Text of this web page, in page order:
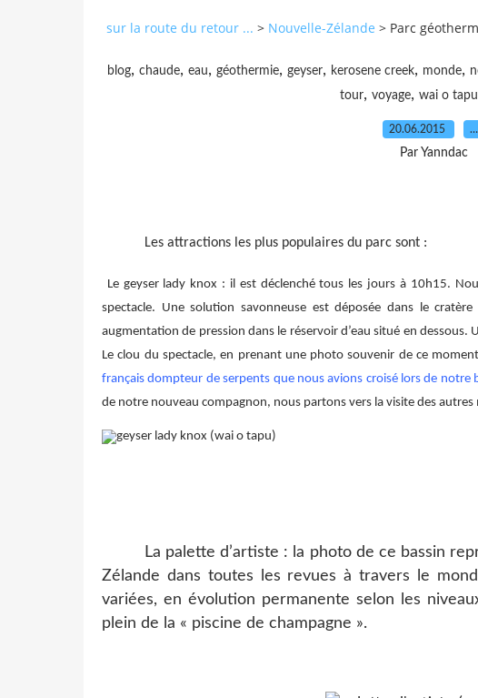
sur la route du retour ... > Nouvelle-Zélande > Parc
blog, chaude, eau, géothermie, geyser, kerosene creek, monde,
tour, voyage, wai o tapu
20.06.2015 …
Par Yanndac
Les attractions les plus populaires du parc sont :
Le geyser lady knox : il est déclenché tous les jours à 10h15.
spectacle. Une solution savonneuse est déposée dans le
augmentation de pression dans le réservoir d’eau situé en dessous.
Le clou du spectacle, en prenant une photo souvenir de ce
français dompteur de serpents que nous avions croisé lors de notre
de notre nouveau compagnon, nous partons vers la visite des autres
La palette d’artiste : la photo de ce bassin
Zélande dans toutes les revues à travers le
variées, en évolution permanente selon les
plein de la « piscine de champagne ».